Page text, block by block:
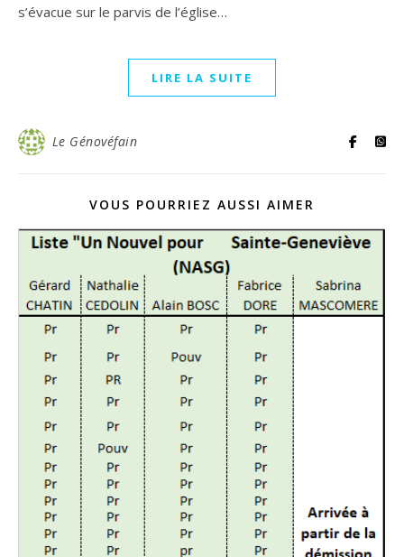
s’évacue sur le parvis de l’église…
LIRE LA SUITE
Le Génovéfain
VOUS POURRIEZ AUSSI AIMER